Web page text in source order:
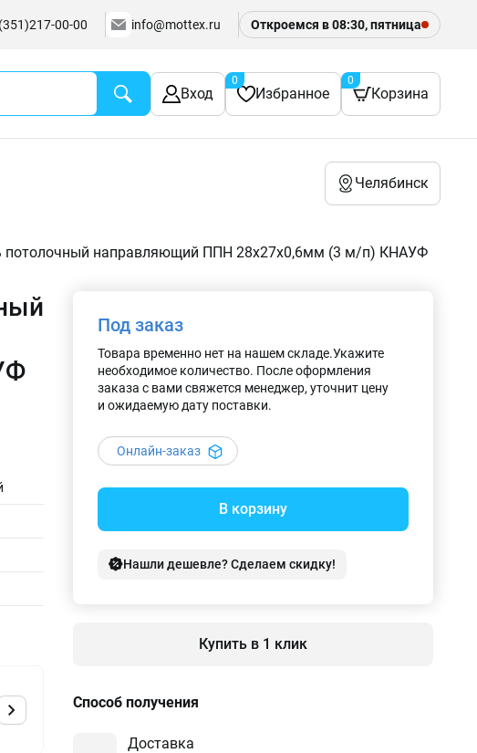
00-00 info@mottex.ru Откроемся в 08:30, пятница
Вход Избранное
0
Корзина
0
Челябинск
направляющий ППН 28х27х0,6мм (3 м/п) КНАУФ
Под заказ
Товара временно нет на нашем складе.Укажите
необходимое количество. После оформления
заказа с вами свяжется менеджер, уточнит цену
и ожидаемую дату поставки.
Онлайн-заказ
В корзину
Нашли дешевле? Сделаем скидку!
Купить в 1 клик
Способ получения
Доставка